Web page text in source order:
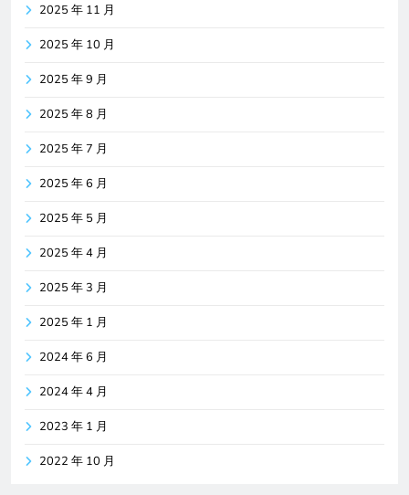
2025 年 11 月
2025 年 10 月
2025 年 9 月
2025 年 8 月
2025 年 7 月
2025 年 6 月
2025 年 5 月
2025 年 4 月
2025 年 3 月
2025 年 1 月
2024 年 6 月
2024 年 4 月
2023 年 1 月
2022 年 10 月